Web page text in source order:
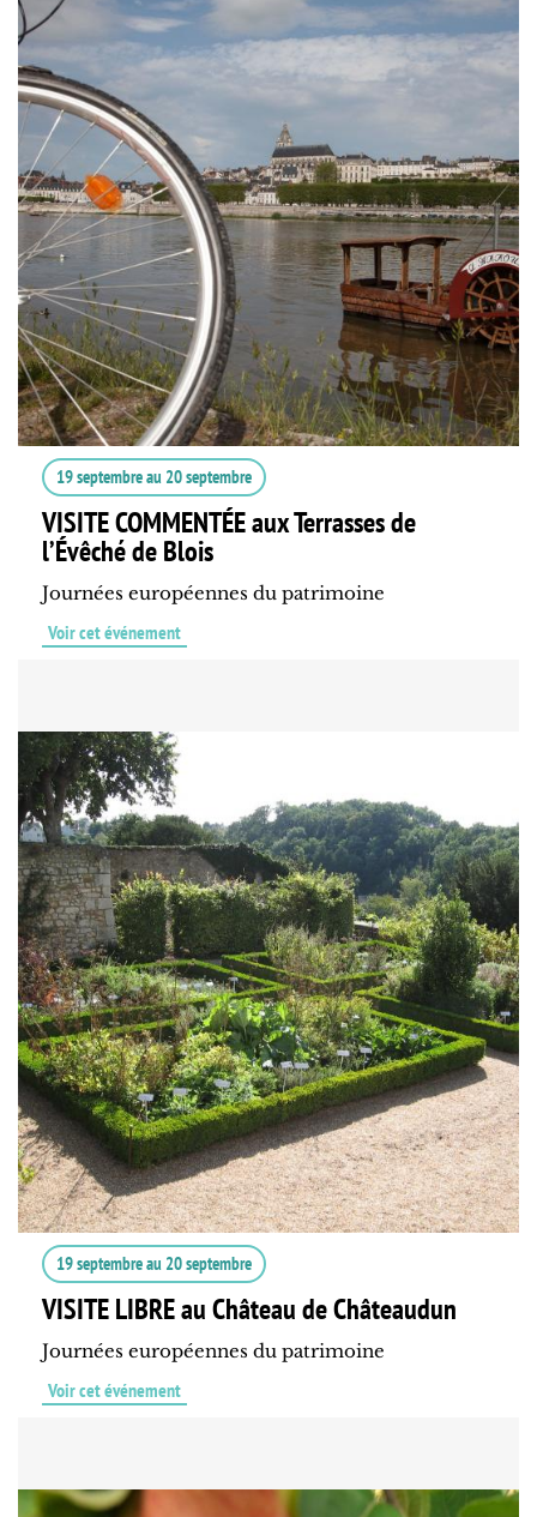
19 septembreau 20 septembre
VISITE COMMENTÉE aux Terrasses de
l’Évêché de Blois
Journées européennes du patrimoine
Voir cet événement
19 septembreau 20 septembre
VISITE LIBRE au Château de Châteaudun
Journées européennes du patrimoine
Voir cet événement